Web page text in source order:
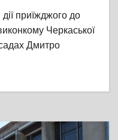
приїжджого до
Черкаської
Дмитро